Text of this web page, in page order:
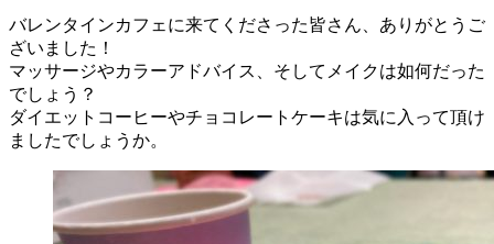
バレンタインカフェに来てくださった皆さん、ありがとうご
ざいました！
マッサージやカラーアドバイス、そしてメイクは如何だった
でしょう？
ダイエットコーヒーやチョコレートケーキは気に入って頂け
ましたでしょうか。